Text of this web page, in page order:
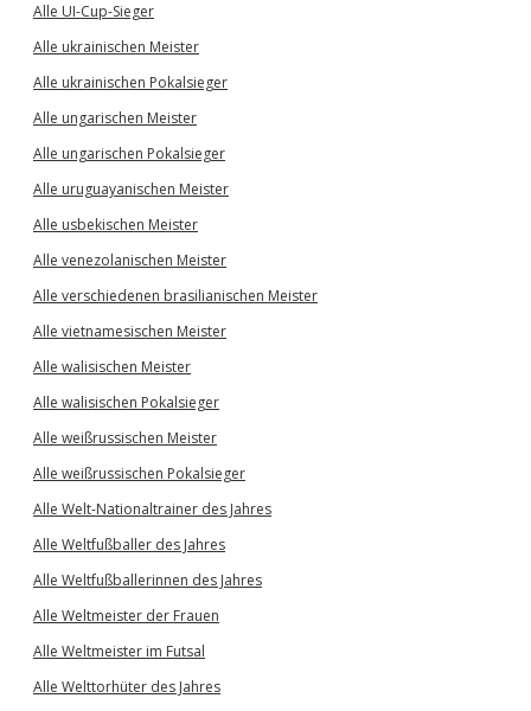
Alle UI-Cup-Sieger
Alle ukrainischen Meister
Alle ukrainischen Pokalsieger
Alle ungarischen Meister
Alle ungarischen Pokalsieger
Alle uruguayanischen Meister
Alle usbekischen Meister
Alle venezolanischen Meister
Alle verschiedenen brasilianischen Meister
Alle vietnamesischen Meister
Alle walisischen Meister
Alle walisischen Pokalsieger
Alle weißrussischen Meister
Alle weißrussischen Pokalsieger
Alle Welt-Nationaltrainer des Jahres
Alle Weltfußballer des Jahres
Alle Weltfußballerinnen des Jahres
Alle Weltmeister der Frauen
Alle Weltmeister im Futsal
Alle Welttorhüter des Jahres